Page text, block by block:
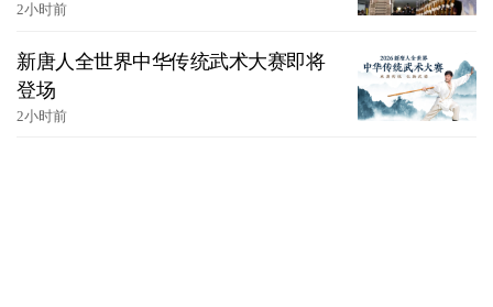
2小时前
新唐人全世界中华传统武术大赛即将
登场
2小时前